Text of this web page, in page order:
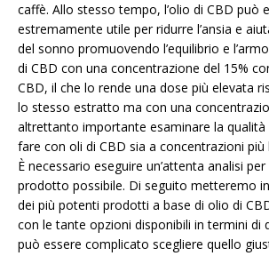
caffè. Allo stesso tempo, l’olio di CBD può
estremamente utile per ridurre l’ansia e
del sonno promuovendo l’equilibrio e
di CBD con una concentrazione del 15%
CBD, il che lo rende una dose più elevata
lo stesso estratto ma con una
altrettanto importante esaminare la qualità
fare con oli di CBD sia a concentrazioni più
È necessario eseguire un’attenta analisi
prodotto possibile. Di seguito metteremo
dei più potenti prodotti a base di olio di
con le tante opzioni disponibili in termini di
può essere complicato scegliere quello